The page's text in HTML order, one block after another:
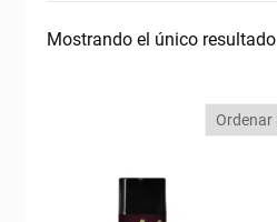
Mostrando el único resultado